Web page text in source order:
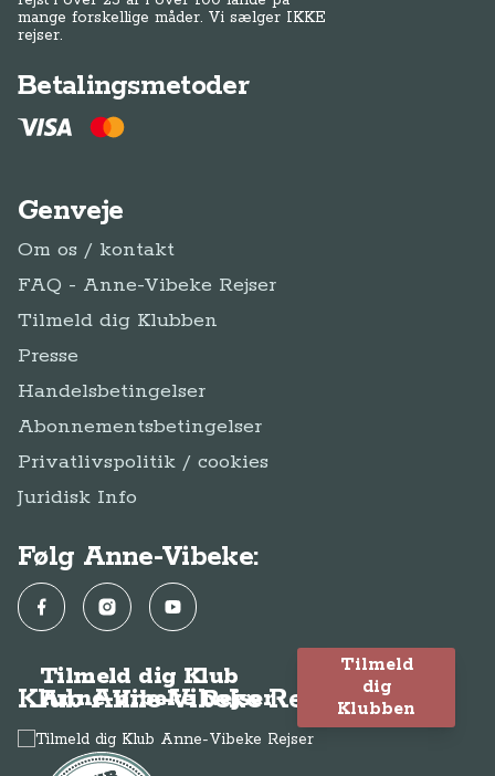
mange forskellige måder. Vi sælger IKKE
rejser.
Betalingsmetoder
Genveje
Om os / kontakt
FAQ - Anne-Vibeke Rejser
Tilmeld dig Klubben
Presse
Handelsbetingelser
Abonnementsbetingelser
Privatlivspolitik / cookies
Juridisk Info
Følg Anne-Vibeke:
FacebookInstagramYouTube
Klub Anne-Vibeke Rejser
Tilmeld dig Klub
Anne-Vibeke Rejser
Tilmeld
dig
Klubben